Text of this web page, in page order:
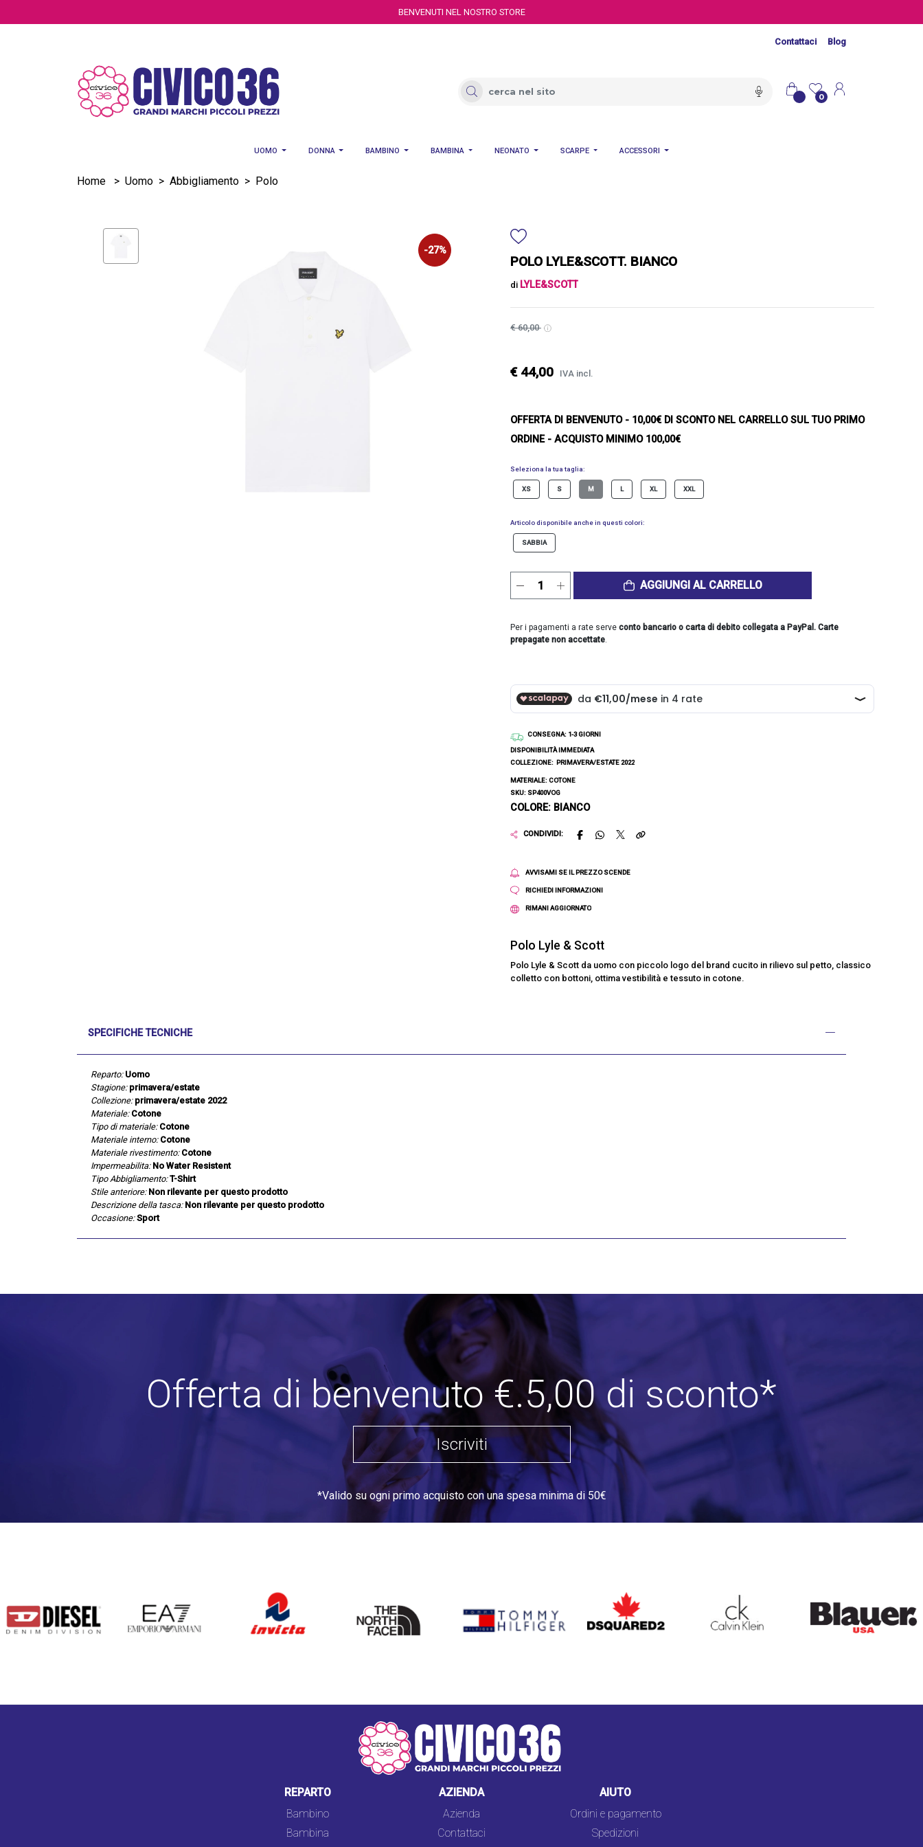
BENVENUTI NEL NOSTRO STORE
Contattaci Blog
0
UOMO DONNA BAMBINO BAMBINA NEONATO SCARPE ACCESSORI
Home > Uomo > Abbigliamento > Polo
-27%
POLO LYLE&SCOTT. BIANCO
di LYLE&SCOTT
€ 60,00
€ 44,00 IVA incl.
OFFERTA DI BENVENUTO- 10,00€ DI SCONTO NEL CARRELLO SUL TUO PRIMO
ORDINE - ACQUISTO MINIMO 100,00€
Seleziona la tua taglia:
XS S M L XL XXL
Articolo disponibile anche in questi colori:
SABBIA
AGGIUNGI AL CARRELLO
Per i pagamenti a rate serve conto bancario o carta di debito collegata a PayPal. Carte
prepagate non accettate.
CONSEGNA: 1-3 GIORNI
DISPONIBILITÀ IMMEDIATA
COLLEZIONE: PRIMAVERA/ESTATE 2022
MATERIALE: COTONE
SKU: SP400VOG
COLORE: BIANCO
CONDIVIDI:
AVVISAMI SE IL PREZZO SCENDE
RICHIEDI INFORMAZIONI
RIMANI AGGIORNATO
Polo Lyle & Scott
Polo Lyle & Scott da uomo con piccolo logo del brand cucito in rilievo sul petto, classico
colletto con bottoni, ottima vestibilità e tessuto in cotone.
SPECIFICHE TECNICHE
Reparto: Uomo
Stagione: primavera/estate
Collezione: primavera/estate 2022
Materiale: Cotone
Tipo di materiale: Cotone
Materiale interno: Cotone
Materiale rivestimento: Cotone
Impermeabilita: No Water Resistent
Tipo Abbigliamento: T-Shirt
Stile anteriore: Non rilevante per questo prodotto
Descrizione della tasca: Non rilevante per questo prodotto
Occasione: Sport
Offerta di benvenuto €.5,00 di sconto*
Iscriviti
*Valido su ogni primo acquisto con una spesa minima di 50€
INVICTA
NORTH
FACE
DSQUARED2 CALVIN KLEIN
REPARTO
Bambino
Bambina
AZIENDA
Azienda
Contattaci
AIUTO
Ordini e pagamento
Spedizioni